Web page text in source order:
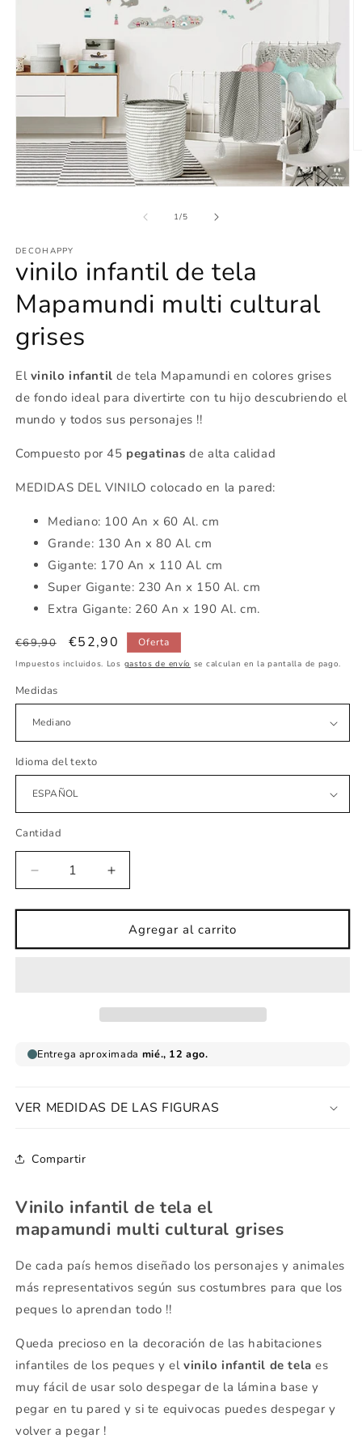
una
ventana
modal
1/de
5
DECOHAPPY
vinilo infantil de tela
Mapamundi multi cultural
grises
El vinilo infantil de tela Mapamundi en colores grises
de fondo ideal para divertirte con tu hijo descubriendo el
mundo y todos sus personajes !!
Compuesto por 45 pegatinas de alta calidad
MEDIDAS DEL VINILO colocado en la pared:
Mediano: 100 An x 60 Al. cm
Grande: 130 An x 80 Al. cm
Gigante: 170 An x 110 Al. cm
Super Gigante: 230 An x 150 Al. cm
Extra Gigante: 260 An x 190 Al. cm.
Precio
habitual
€69,90
Precio
de
€52,90 Oferta
Impuestos incluidos. Los gastos de envío se calculan en la pantalla de pago.
Medidas
Idioma del texto
Cantidad
Reducir
cantidad
para
infantil
grises
Aumentar
cantidad
para
vinilo
infantil
grises
Agregar al carrito
VER MEDIDAS DE LAS FIGURAS
Compartir
Vinilo infantil de tela el
mapamundi multi cultural grises
De cada país hemos diseñado los personajes y animales
más representativos según sus costumbres para que los
peques lo aprendan todo !!
Queda precioso en la decoración de las habitaciones
infantiles de los peques y elvinilo infantil de tela es
muy fácil de usar solo despegar de la lámina base y
pegar en tu pared y si te equivocas puedes despegar y
volver a pegar !